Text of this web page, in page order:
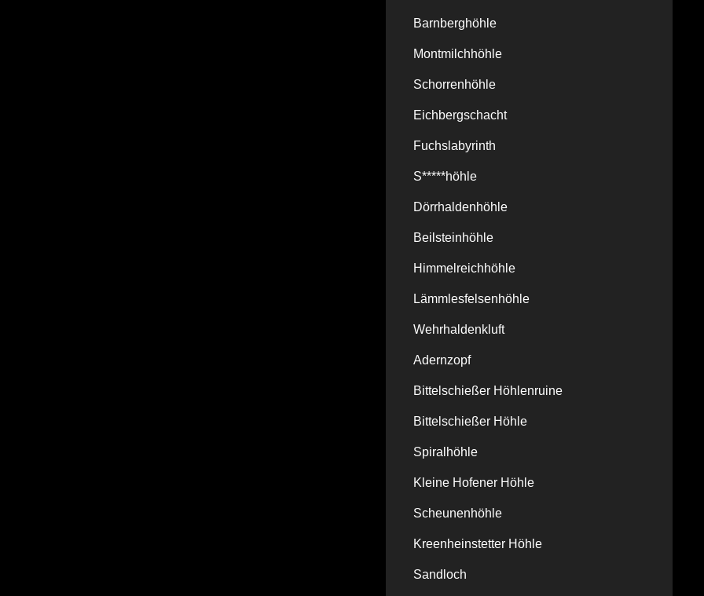
Barnberghöhle
Montmilchhöhle
Schorrenhöhle
Eichbergschacht
Fuchslabyrinth
S*****höhle
Dörrhaldenhöhle
Beilsteinhöhle
Himmelreichhöhle
Lämmlesfelsenhöhle
Wehrhaldenkluft
Adernzopf
Bittelschießer Höhlenruine
Bittelschießer Höhle
Spiralhöhle
Kleine Hofener Höhle
Scheunenhöhle
Kreenheinstetter Höhle
Sandloch